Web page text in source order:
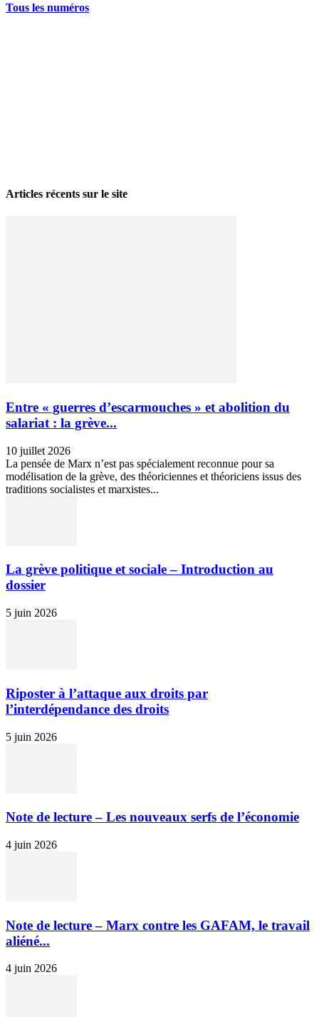
Tous les numéros
Articles récents sur le site
Entre « guerres d’escarmouches » et abolition du
salariat : la grève...
10 juillet 2026
La pensée de Marx n’est pas spécialement reconnue pour sa
modélisation de la grève, des théoriciennes et théoriciens issus des
traditions socialistes et marxistes...
La grève politique et sociale – Introduction au
dossier
5 juin 2026
Riposter à l’attaque aux droits par
l’interdépendance des droits
5 juin 2026
Note de lecture – Les nouveaux serfs de l’économie
4 juin 2026
Note de lecture – Marx contre les GAFAM, le travail
aliéné...
4 juin 2026